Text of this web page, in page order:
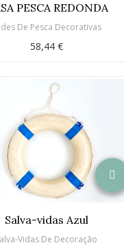
PESCA REDONDA
De Pesca Decorativas
58,44 €
Salva-vidas Azul
Vidas De Decoração